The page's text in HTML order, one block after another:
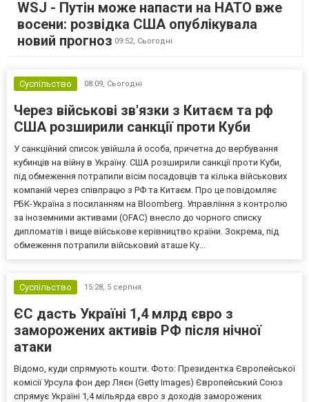
WSJ - Путін може напасти на НАТО вже
восени: розвідка США опублікувала
новий прогноз 09:52, Сьогодні
Суспільство 08:09, Сьогодні
Через військові зв'язки з Китаєм та рф
США розширили санкції проти Куби
У санкційний список увійшла й особа, причетна до вербування
кубинців на війну в Україну. США розширили санкції проти Куби,
під обмеження потрапили вісім посадовців та кілька військових
компаній через співпрацю з РФ та Китаєм. Про це повідомляє
РБК-Україна з посиланням на Bloomberg. Управління з контролю
за іноземними активами (OFAC) внесло до чорного списку
дипломатів і вище військове керівництво країни. Зокрема, під
обмеження потрапили військовий аташе Ку...
Суспільство 15:28, 5 серпня
ЄС дасть Україні 1,4 млрд євро з
заморожених активів РФ після нічної
атаки
Відомо, куди спрямують кошти. Фото: Президентка Європейської
комісії Урсула фон дер Ляєн (Getty Images) Європейський Союз
спрямує Україні 1,4 мільярда євро з доходів заморожених